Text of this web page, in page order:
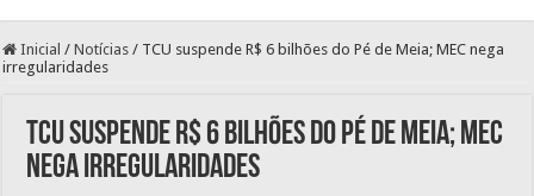
Inicial / Notícias / TCU suspende R$ 6 bilhões do Pé de Meia; MEC nega
irregularidades
TCU suspende R$ 6 bilhões do Pé de Meia; MEC
nega irregularidades